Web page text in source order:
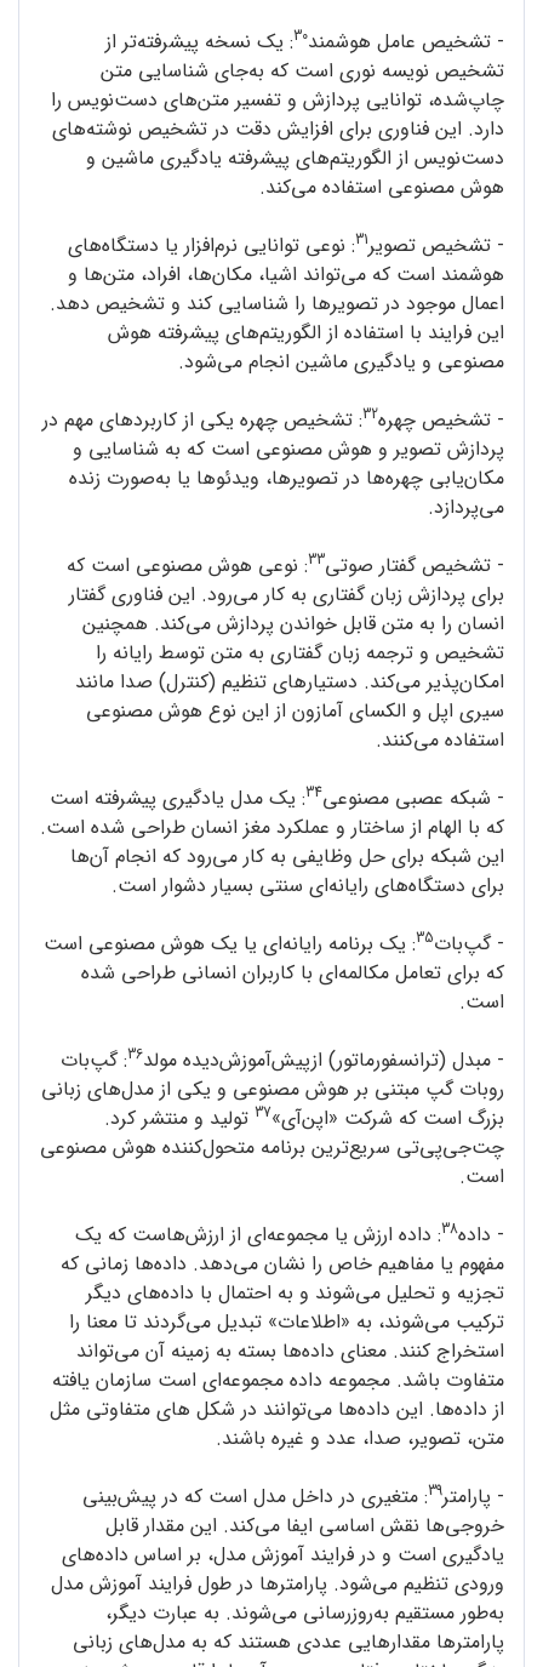
- تشخیص عامل هوشمند30: یک نسخه‌ پیشرفته‌تر از
تشخیص نویسه‌ نوری است که به‌جای شناسایی متن
چاپ‌شده، توانایی پردازش و تفسیر متن‌های دست‌نویس را
دارد. این فناوری برای افزایش دقت در تشخیص نوشته‌های
دست‌نویس از الگوریتم‌های پیشرفته‌ یادگیری ماشین و
هوش مصنوعی استفاده می‌کند.
- تشخیص تصویر31: نوعی توانایی نرم‌افزار یا دستگاه‌‌های
هوشمند است که می‌تواند اشیا، مکان‌ها، افراد، متن‌ها و
اعمال موجود در تصویرها را شناسایی کند و تشخیص دهد.
این فرایند با استفاده از الگوریتم‌های پیشرفته‌ هوش
مصنوعی و یادگیری ماشین انجام می‌شود.
- تشخیص چهره32: تشخیص چهره یکی از کاربردهای مهم در
پردازش تصویر و هوش مصنوعی است که به شناسایی و
مکان‌یابی چهره‌ها در تصویرها، ویدئوها یا به‌صورت زنده
می‌پردازد.
- تشخیص گفتار صوتی33: نوعی هوش مصنوعی است که
برای پردازش زبان گفتاری به کار می‌رود. این فناوری گفتار
انسان را به متن قابل خواندن پردازش می‌کند. همچنین
تشخیص و ترجمه‌ زبان گفتاری به متن توسط رایانه را
امکان‌پذیر می‌کند. دستیارهای تنظیم (کنترل) صدا مانند
سیری اپل و الکسای آمازون از این نوع هوش مصنوعی
استفاده می‌کنند.
- شبکه‌ عصبی مصنوعی34: یک مدل یادگیری پیشرفته است
که با الهام از ساختار و عملکرد مغز انسان طراحی شده است.
این شبکه برای حل وظایفی به کار می‌رود که انجام آن‌ها
برای دستگاه‌های رایانه‌ای سنتی بسیار دشوار است.
- گپ‌بات35: یک برنامه‌ رایانه‌ای یا یک هوش مصنوعی است
که برای تعامل مکالمه‌ای با کاربران انسانی طراحی شده
است.
- مبدل (ترانسفورماتور) از‌پیش‌آموزش‌دیده‌ مولد36: گپ‌بات
روبات گپ مبتنی بر هوش مصنوعی و یکی از مدل‌های زبانی
بزرگ است که شرکت «اپن‌آی»37 تولید و منتشر کرد.
چت‌جی‌پی‌تی سریع‌ترین برنامه‌ متحول‌کننده‌ هوش مصنوعی
است.
- داده38: داده ارزش یا مجموعه‌ای از ارزش‌هاست که یک
مفهوم یا مفاهیم خاص را نشان می‌دهد. داده‌ها زمانی که
تجزیه و تحلیل می‌شوند و به احتمال با داده‌های ديگر
ترکیب می‌شوند، به «اطلاعات» تبدیل می‌گردند تا معنا را
استخراج کنند. معنای داده‌ها بسته به زمینه‌ آن می‌تواند
متفاوت باشد. مجموعه‌ داده مجموعه‌ای است سازمان یافته
از داده‌ها. این داده‌ها می‌توانند در شکل های متفاوتی مثل
متن، تصویر، صدا، عدد و غیره باشند.
- پارامتر39: متغیری در داخل مدل است که در پیش‌بینی
خروجی‌ها نقش اساسی ایفا می‌کند. این مقدار قابل
یادگیری است و در فرایند آموزش مدل، بر اساس داده‌های
ورودی تنظیم می‌شود. پارامترها در طول فرایند آموزش مدل
به‌طور مستقیم به‌روزرسانی می‌شوند. به عبارت دیگر،
پارامترها مقدارهایی عددی هستند که به مدل‌های زبانی